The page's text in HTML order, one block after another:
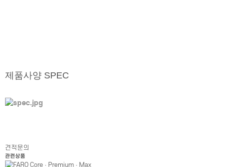
제품사양 SPEC
견적문의
관련상품